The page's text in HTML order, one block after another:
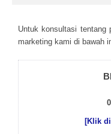
Untuk kоnsultаsі tеntаng
mаrkеtіng kаmі dі bаwаh
[Klik